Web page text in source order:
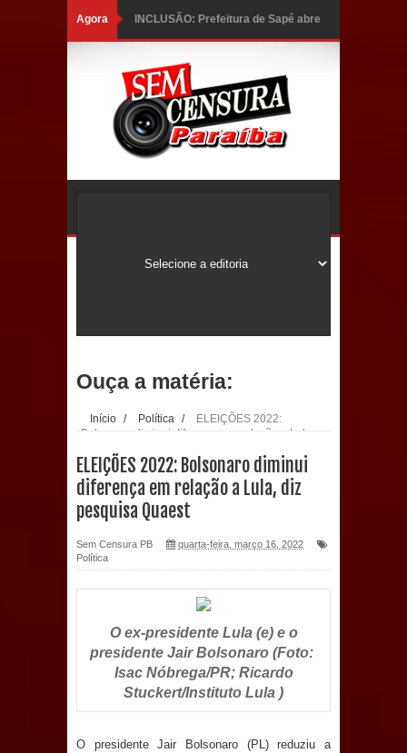
Agora INCLUSÃO: Prefeitura de Sapé abre
Social; veja documentação
necessária!
com a saúde bucal em Marí
PDT da Paraíba faz reunião
preparativa para convenção estadual
Prefeitura de Sapé paga salários
dentro do mês trabalhado e injeta R$
12 milhões na economia
para preservar tamarindeiro e
Ouça a matéria:
Início / Política /
ELEIÇÕES 2022:
Bolsonaro diminui diferença em relação a Lula,
ELEIÇÕES 2022: Bolsonaro diminui
diferença em relação a Lula, diz
pesquisa Quaest
Sem Censura PB
quarta-feira, março 16, 2022
Política
O ex-presidente Lula (e) e o
presidente Jair Bolsonaro (Foto:
Isac Nóbrega/PR; Ricardo
Stuckert/Instituto Lula )
O presidente Jair Bolsonaro (PL) reduziu a